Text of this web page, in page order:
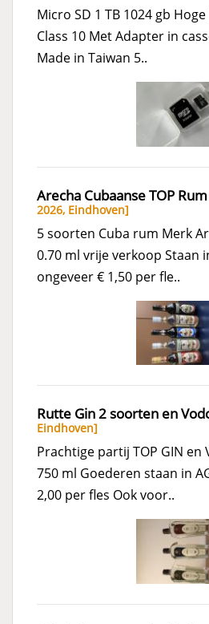
Micro SD 1 TB 1024 gb
Class 10 Met Adapter in
Made in Taiwan 5..
Arecha Cubaanse TOP
2026, Eindhoven]
5 soorten Cuba rum Merk
0.70 ml vrije verkoop Staan
ongeveer € 1,50 per fle..
Rutte Gin 2 soorten en
Eindhoven]
Prachtige partij TOP GIN en
750 ml Goederen staan in
2,00 per fles Ook voor..